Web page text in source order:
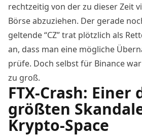
rechtzeitig von der zu dieser Zeit
Börse abzuziehen. Der gerade
geltende “CZ” trat plötzlich als
an, dass man eine mögliche
prüfe. Doch selbst für Binance
zu groß.
FTX-Crash: Einer
größten
Krypto-Space